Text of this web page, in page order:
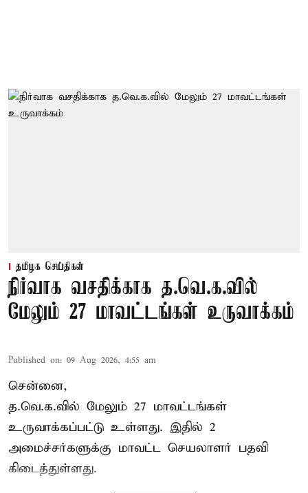
தமிழக செய்திகள்
நிர்வாக வசதிக்காக த.வெ.க.வில்
மேலும் 27 மாவட்டங்கள் உருவாக்கம்
Published on: 09 Aug 2026, 4:55 am
சென்னை,
த.வெ.க.வில் மேலும் 27 மாவட்டங்கள்
உருவாக்கப்பட்டு உள்ளது. இதில் 2
அமைச்சர்களுக்கு மாவட்ட செயலாளர் பதவி
கிடைத்துள்ளது.